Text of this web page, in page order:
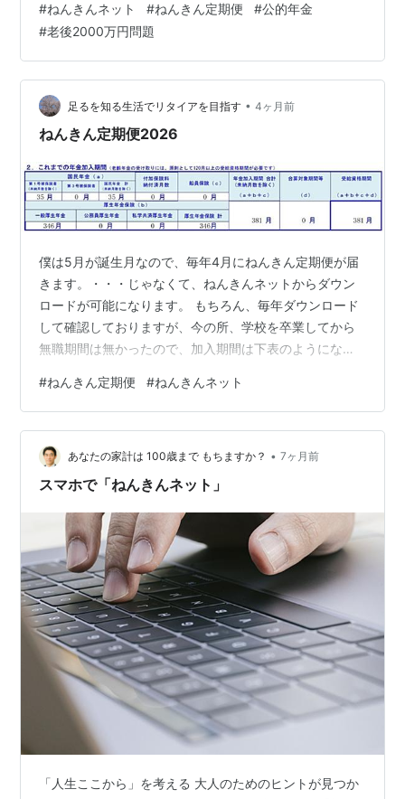
を知る方法として、ねんきん定期便とねんきんネットが
あります。 将来、受け取れる公的年金の目安は毎年送ら
れてくるねんきん定期便で把握できますが、ねんきんネ
ットに登録すれば、ねんきん定期便よりも詳細な情報が
得られます。 そこで今回は、ねんきんネット登録に関す
る下記ポイントを解説します。 ねんき…
#ねんきんネット #ねんきん定期便 #公的年金
#老後2000万円問題
足るを知る生活でリタイアを目指す • 4ヶ月前
ねんきん定期便2026
僕は5月が誕生月なので、毎年4月にねんきん定期便が届
きます。・・・じゃなくて、ねんきんネットからダウン
ロードが可能になります。 もちろん、毎年ダウンロード
して確認しておりますが、今の所、学校を卒業してから
無職期間は無かったので、加入期間は下表のようになっ
ってくれていたお陰で抜け漏れはありません。お母さん
ありがとう！！ ですが、毎月の受給額は思ったほど多く
ならないです。しかも、これが税引前なのだから、なん
かモチベーションが下がりますね。 また、ねんきん定期
便は50歳を超えた時から将来の受給見込額が記載される
#ねんきん定期便 #ねんきんネット
あなたの家計は 100歳まで もちますか？ • 7ヶ月前
スマホで「ねんきんネット」
「人生ここから」を考える 大人のためのヒントが見つか